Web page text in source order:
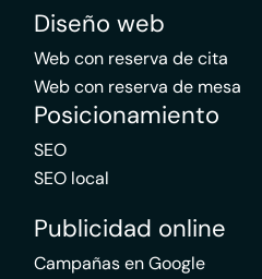
Diseño web
Web con reserva de cita
Web con reserva de mesa
Posicionamiento
SEO
SEO local
Publicidad online
Campañas en Google